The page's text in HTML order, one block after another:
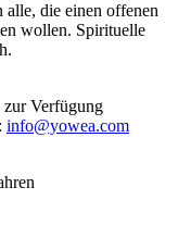
die einen offenen
wollen. Spirituelle
zur Verfügung
info@yowea.com